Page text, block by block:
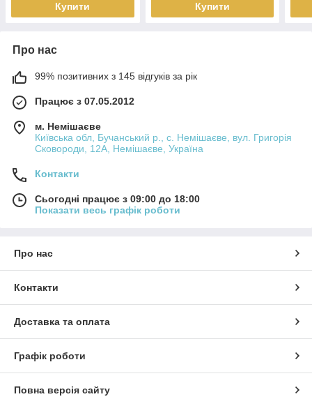
Купити Купити
Про нас
99% позитивних з 145 відгуків за рік
Працює з 07.05.2012
м. Немішаєве
Київська обл, Бучанський р., с. Немішаєве, вул. Григорія
Сковороди, 12А, Немішаєве, Україна
Контакти
Сьогодні працює з 09:00 до 18:00
Показати весь графік роботи
Про нас
Контакти
Доставка та оплата
Графік роботи
Повна версія сайту